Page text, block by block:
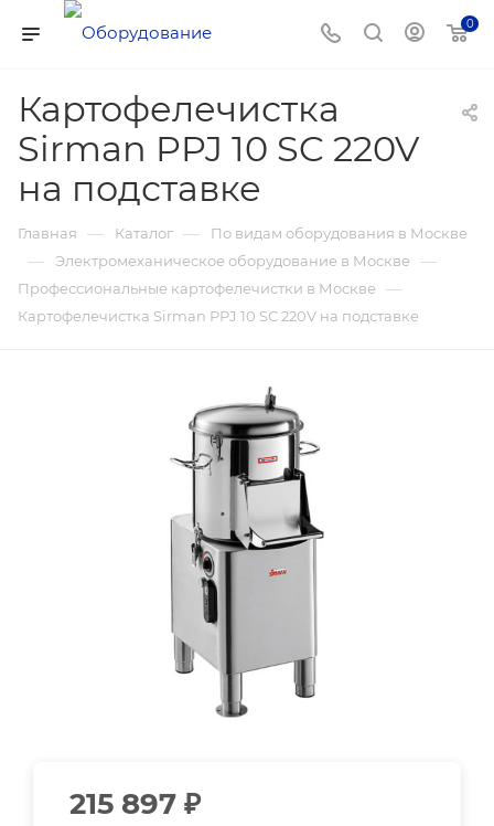
0
Картофелечистка
Sirman PPJ 10 SC 220V
на подставке
Главная — Каталог — По видам оборудования в Москве
— Электромеханическое оборудование в Москве —
Профессиональные картофелечистки в Москве —
Картофелечистка Sirman PPJ 10 SC 220V на подставке
215 897 ₽